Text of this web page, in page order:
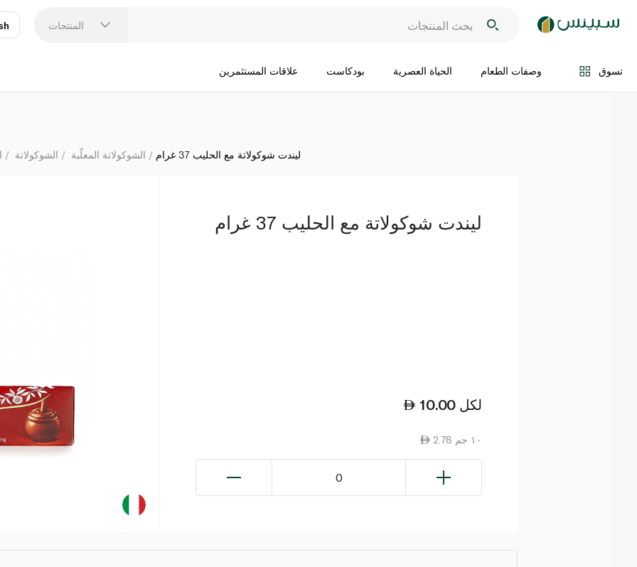
المنتجات
تسوق وصفات الطعام الحياة العصرية بودكاست علاقات المستثمرين
اضف الى السلة
الشوكولاتة الشوكولاتة المعلّبة ليندت شوكولاتة مع الحليب 37 غرام
ليندت شوكولاتة مع الحليب 37 غرام
10.00 لكل
2.78 ١٠ جم
0